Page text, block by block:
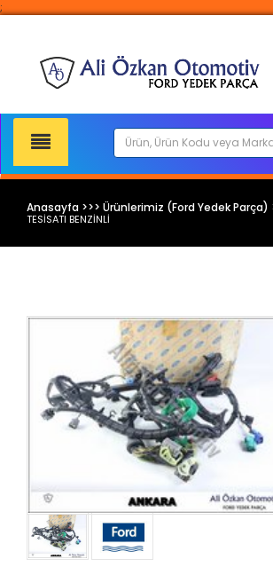
;
Anasayfa >>> Ürünlerimiz (Ford Yedek Parça)
TESİSATI BENZİNLİ